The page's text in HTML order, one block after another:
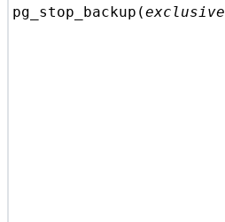
pg_stop_backup(exclusive